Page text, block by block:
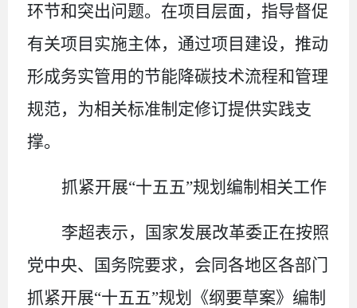
环节和突出问题。在项目层面，指导督促
有关项目实施主体，通过项目建设，推动
形成务实管用的节能降碳技术流程和管理
规范，为相关标准制定修订提供实践支
撑。
抓紧开展“十五五”规划编制相关工作
李超表示，国家发展改革委正在按照
党中央、国务院要求，会同各地区各部门
抓紧开展“十五五”规划《纲要草案》编制